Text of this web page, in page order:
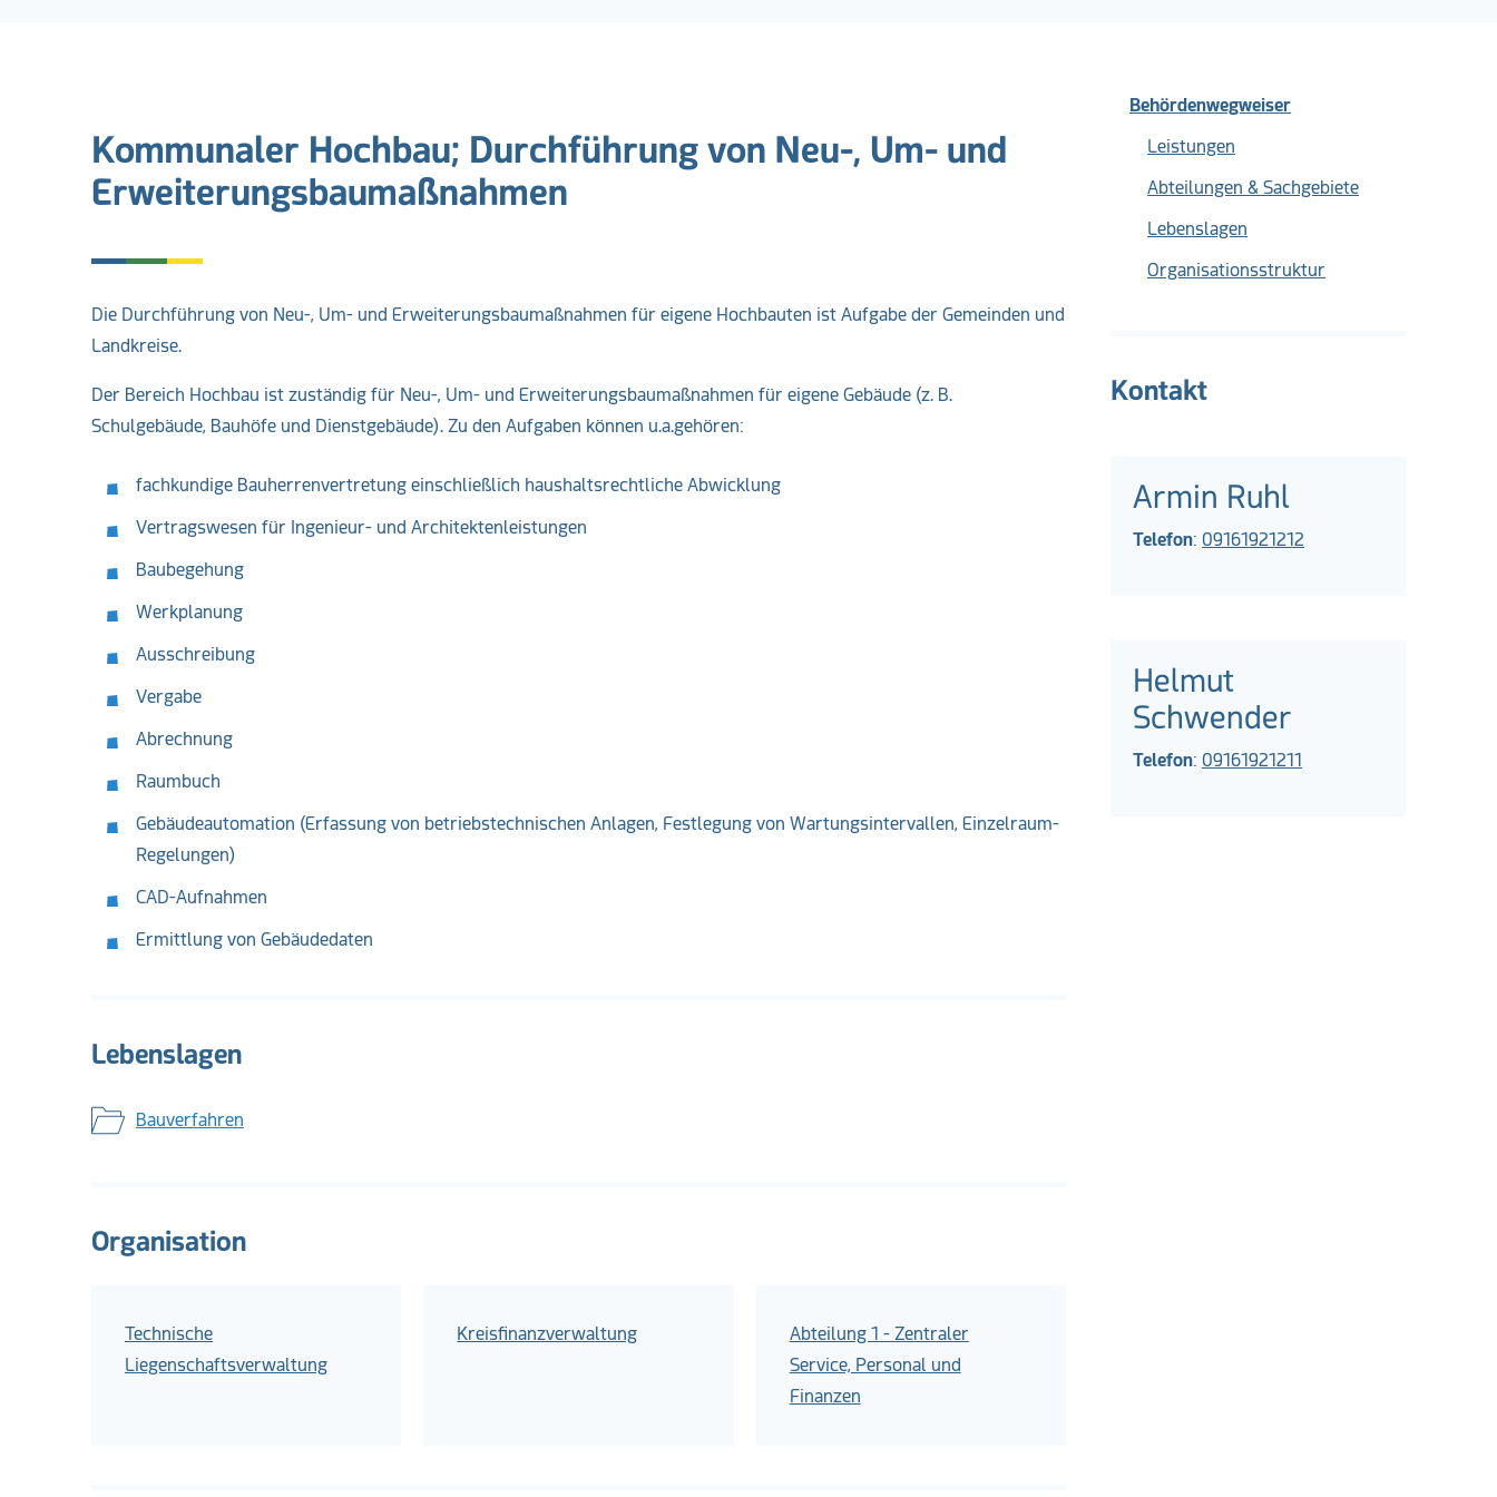
Kommunaler Hochbau; Durchführung von Neu-, Um- und
Erweiterungsbaumaßnahmen
Die Durchführung von Neu-, Um- und Erweiterungsbaumaßnahmen für eigene Hochbauten ist Aufgabe der Gemeinden und
Landkreise.
Der Bereich Hochbau ist zuständig für Neu-, Um- und Erweiterungsbaumaßnahmen für eigene Gebäude (z. B.
Schulgebäude, Bauhöfe und Dienstgebäude). Zu den Aufgaben können u.a.gehören:
fachkundige Bauherrenvertretung einschließlich haushaltsrechtliche Abwicklung
Vertragswesen für Ingenieur- und Architektenleistungen
Baubegehung
Werkplanung
Ausschreibung
Vergabe
Abrechnung
Raumbuch
Gebäudeautomation (Erfassung von betriebstechnischen Anlagen, Festlegung von Wartungsintervallen, Einzelraum-
Regelungen)
CAD-Aufnahmen
Ermittlung von Gebäudedaten
Lebenslagen
Bauverfahren
Organisation
Technische
Liegenschaftsverwaltung
Kreisfinanzverwaltung
Abteilung 1 - Zentraler
Service, Personal und
Finanzen
Behördenwegweiser
Leistungen
Abteilungen & Sachgebiete
Lebenslagen
Organisationsstruktur
Kontakt
Armin Ruhl
Telefon: 09161921212
Helmut
Schwender
Telefon: 09161921211